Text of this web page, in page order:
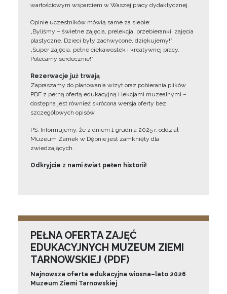
wartościowym wsparciem w Waszej pracy dydaktycznej.
Opinie uczestników mówią same za siebie:
„Byliśmy – świetne zajęcia, prelekcja, przebieranki, zajęcia
plastyczne. Dzieci były zachwycone, dziękujemy!”
„Super zajęcia, pełne ciekawostek i kreatywnej pracy.
Polecamy serdecznie!”
Rezerwacje już trwają
Zapraszamy do planowania wizyt oraz pobierania plików
PDF z pełną ofertą edukacyjną i lekcjami muzealnymi –
dostępna jest również skrócona wersja oferty bez
szczegółowych opisów.
PS. Informujemy, że z dniem 1 grudnia 2025 r. oddział
Muzeum Zamek w Dębnie jest zamknięty dla
zwiedzających.
Odkryjcie z nami świat pełen historii!
PEŁNA OFERTA ZAJĘĆ
EDUKACYJNYCH MUZEUM ZIEMI
TARNOWSKIEJ (PDF)
Najnowsza oferta edukacyjna wiosna–lato 2026
Muzeum Ziemi Tarnowskiej